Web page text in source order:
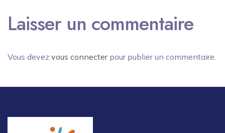
Laisser un commentaire
Vous devez vous connecterpour publier un commentaire.